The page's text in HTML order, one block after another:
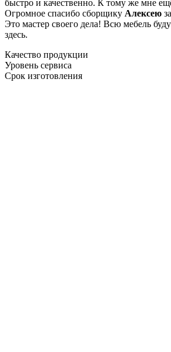
быстро и качественно. К тому же мне
Огромное спасибо сборщику Алексею
Это мастер своего дела! Всю мебель буду
здесь.
Качество продукции
Уровень сервиса
Срок изготовления